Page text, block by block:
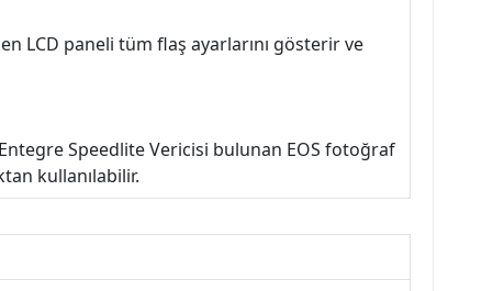
LCD paneli tüm flaş ayarlarını gösterir ve
Speedlite Vericisi bulunan EOS fotoğraf
kullanılabilir.